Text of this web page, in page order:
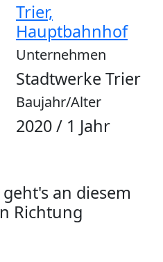
Trier,
Hauptbahnhof
Unternehmen
Stadtwerke Trier
Baujahr/Alter
2020 / 1 Jahr
an diesem
Richtung